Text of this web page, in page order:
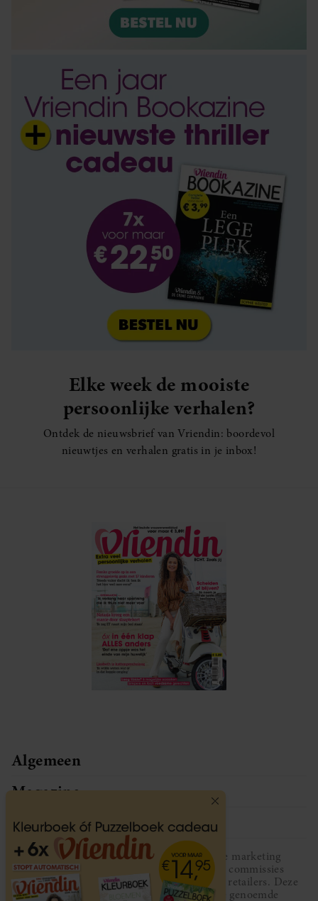
Elke week de mooiste
persoonlijke verhalen?
Ontdek de nieuwsbrief van Vriendin: boordevol
nieuwtjes en verhalen gratis in je inbox!
Algemeen
Magazine
Service
Vriendin participeert in diverse affiliate marketing
programma’s, dat houdt in dat Vriendin commissies
ontvangt voor aankopen middels links van retailers. Deze
website wordt niet gesponsord door de genoemde